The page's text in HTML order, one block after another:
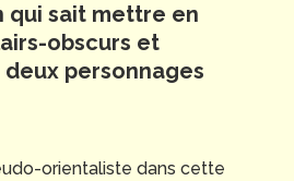
qui sait mettre en
obscurs et
deux personnages
orientaliste dans cette